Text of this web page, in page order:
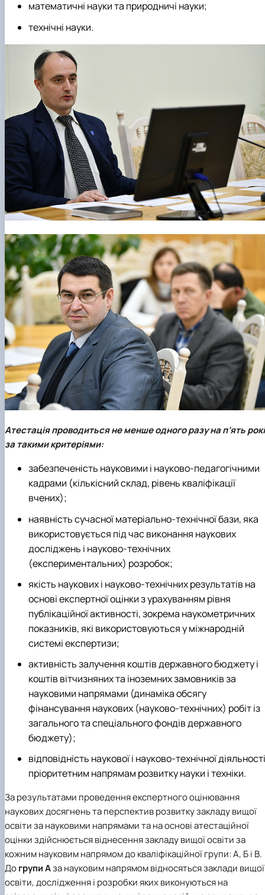
математичні науки та природничі науки;
технічні науки.
Атестація проводиться не менше одного разу на п’ять
за такими критеріями:
забезпеченість науковими і науково-педагогічними
кадрами (кількісний склад, рівень кваліфікації
вчених);
наявність сучасної матеріально-технічної бази, яка
використовується під час виконання наукових
досліджень і науково-технічних
(експериментальних) розробок;
якість наукових і науково-технічних результатів на
основі експертної оцінки з урахуванням рівня
публікаційної активності, зокрема наукометричних
показників, які використовуються у міжнародній
системі експертизи;
активність залучення коштів державного бюджету і
коштів вітчизняних та іноземних замовників за
науковими напрямами (динаміка обсягу
фінансування наукових (науково-технічних) робіт із
загального та спеціального фондів державного
бюджету);
відповідність наукової і науково-технічної діяльності
пріоритетним напрямам розвитку науки і техніки.
За результатами проведення експертного оцінювання
наукових досягнень та перспектив розвитку закладу вищої
освіти за науковими напрямами та на основі атестаційної
оцінки здійснюється віднесення закладу вищої освіти за
кожним науковим напрямом до кваліфікаційної групи: А, Б і В.
Догрупи Аза науковим напрямом відносяться заклади вищої
освіти, дослідження і розробки яких виконуються на